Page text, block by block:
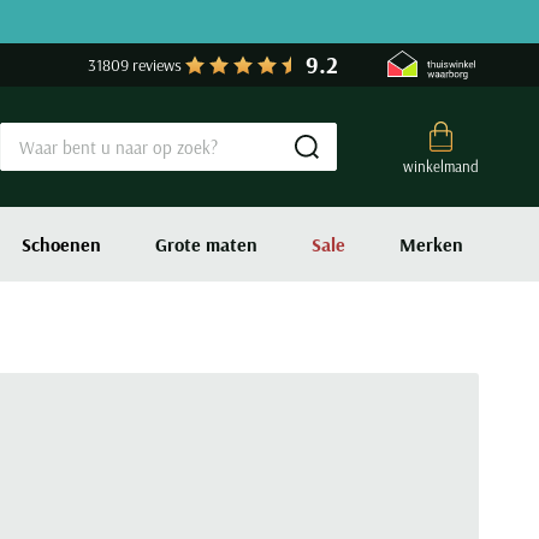
31809 reviews 9.2
winkelmand
Submit search
Schoenen Grote maten Sale Merken